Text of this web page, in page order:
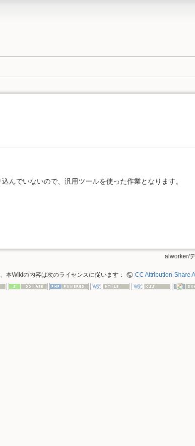
んでいないので、汎用ツールを使った作業となります。
alworker/
本Wikiの内容は次のライセンスに従います： CC Attribution-Share